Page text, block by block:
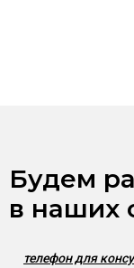
Будем
в наших
телефон для